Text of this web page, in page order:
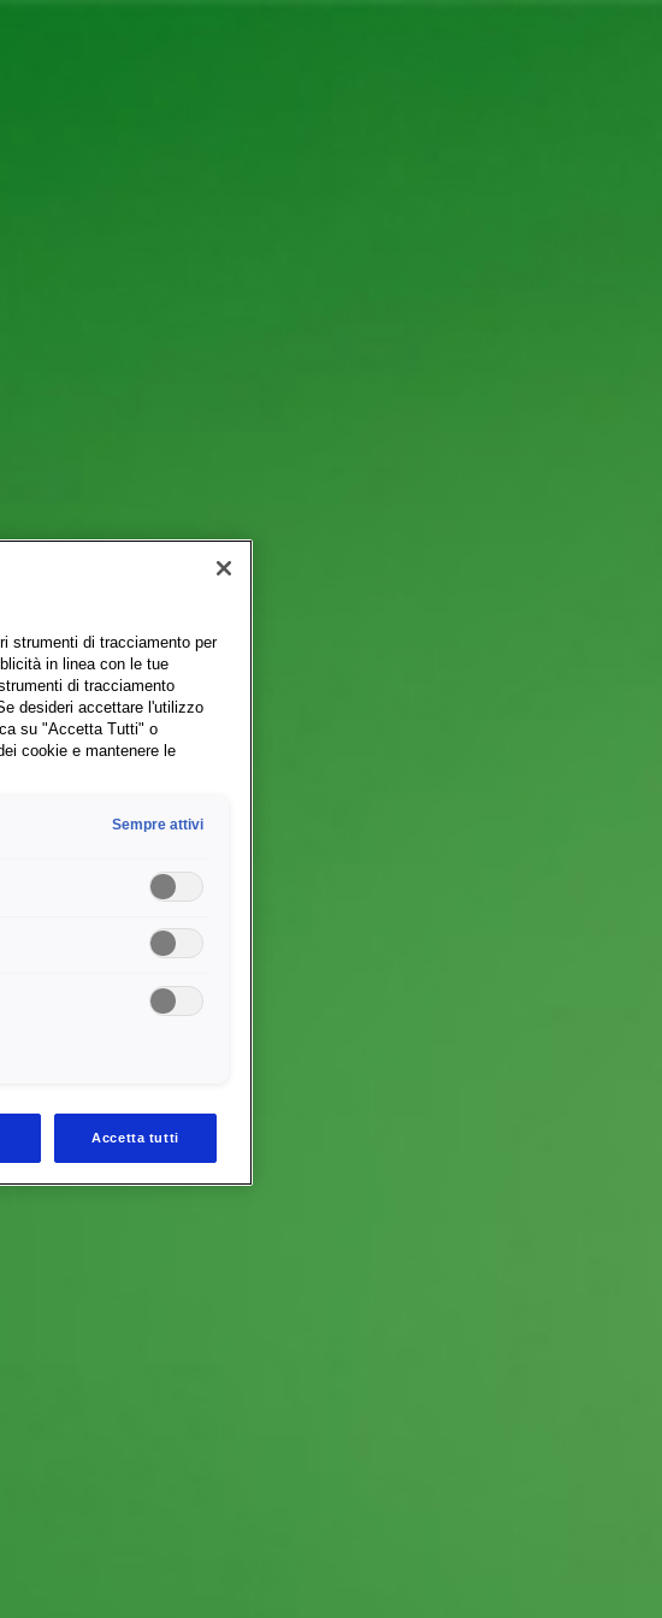
strumenti di tracciamento per
in linea con le tue
di tracciamento
desideri accettare l'utilizzo
su "Accetta Tutti" o
cookie e mantenere le
Sempre attivi
Accetta tutti